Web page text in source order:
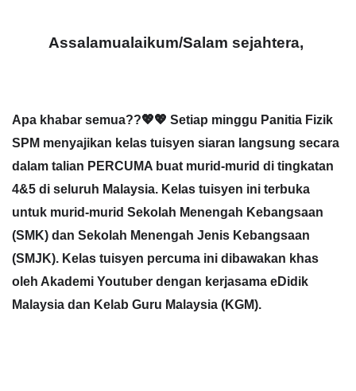
Assalamualaikum/Salam sejahtera,
Apa khabar semua??💖💖 Setiap minggu Panitia Fizik
SPM menyajikan kelas tuisyen siaran langsung secara
dalam talian PERCUMA buat murid-murid di tingkatan
4&5 di seluruh Malaysia. Kelas tuisyen ini terbuka
untuk murid-murid Sekolah Menengah Kebangsaan
(SMK) dan Sekolah Menengah Jenis Kebangsaan
(SMJK). Kelas tuisyen percuma ini dibawakan khas
oleh Akademi Youtuber dengan kerjasama eDidik
Malaysia dan Kelab Guru Malaysia (KGM).